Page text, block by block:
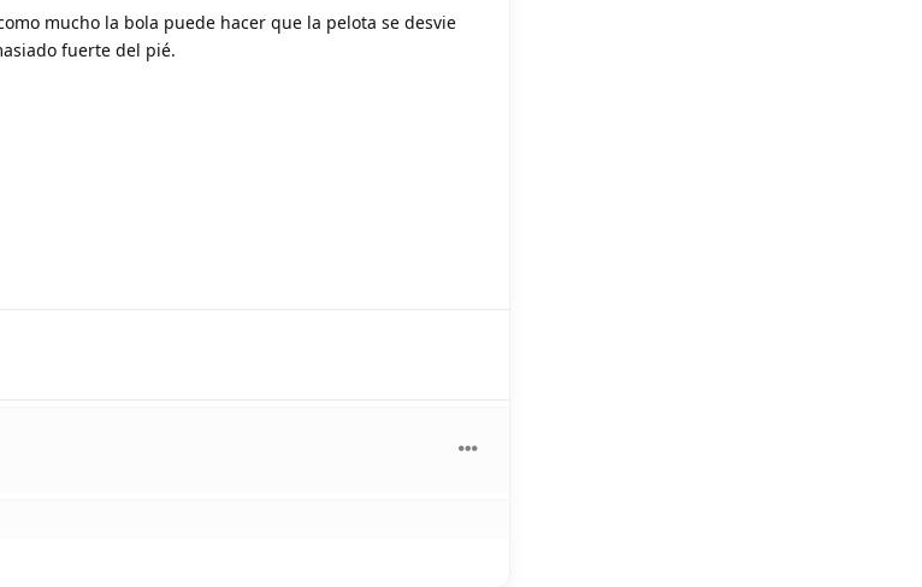
mucho la bola puede hacer que la pelota se desvie
fuerte del pié.